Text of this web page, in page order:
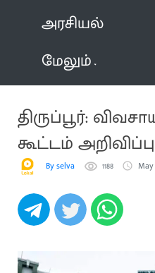
அரசியல்
மேலும்
திருப்பூர்:
கூட்டம் அறிவிப்பு
By selva 1188 May